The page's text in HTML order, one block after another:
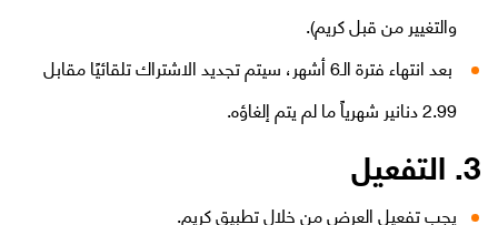
والتغيير من قبل كريم).
بعد انتهاء فترة الـ6 أشهر، سيتم تجديد الاشتراك تلقائيًا مقابل
2.99 دنانير شهرياً ما لم يتم إلغاؤه.
3. التفعيل
يجب تفعيل العرض من خلال تطبيق كريم.